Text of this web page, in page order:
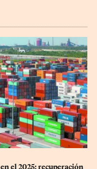
el 2025; recuperación